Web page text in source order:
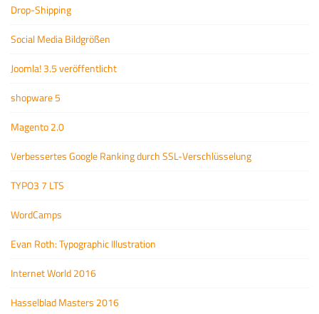
Drop-Shipping
Social Media Bildgrößen
Joomla! 3.5 veröffentlicht
shopware 5
Magento 2.0
Verbessertes Google Ranking durch SSL-Verschlüsselung
TYPO3 7 LTS
WordCamps
Evan Roth: Typographic Illustration
Internet World 2016
Hasselblad Masters 2016